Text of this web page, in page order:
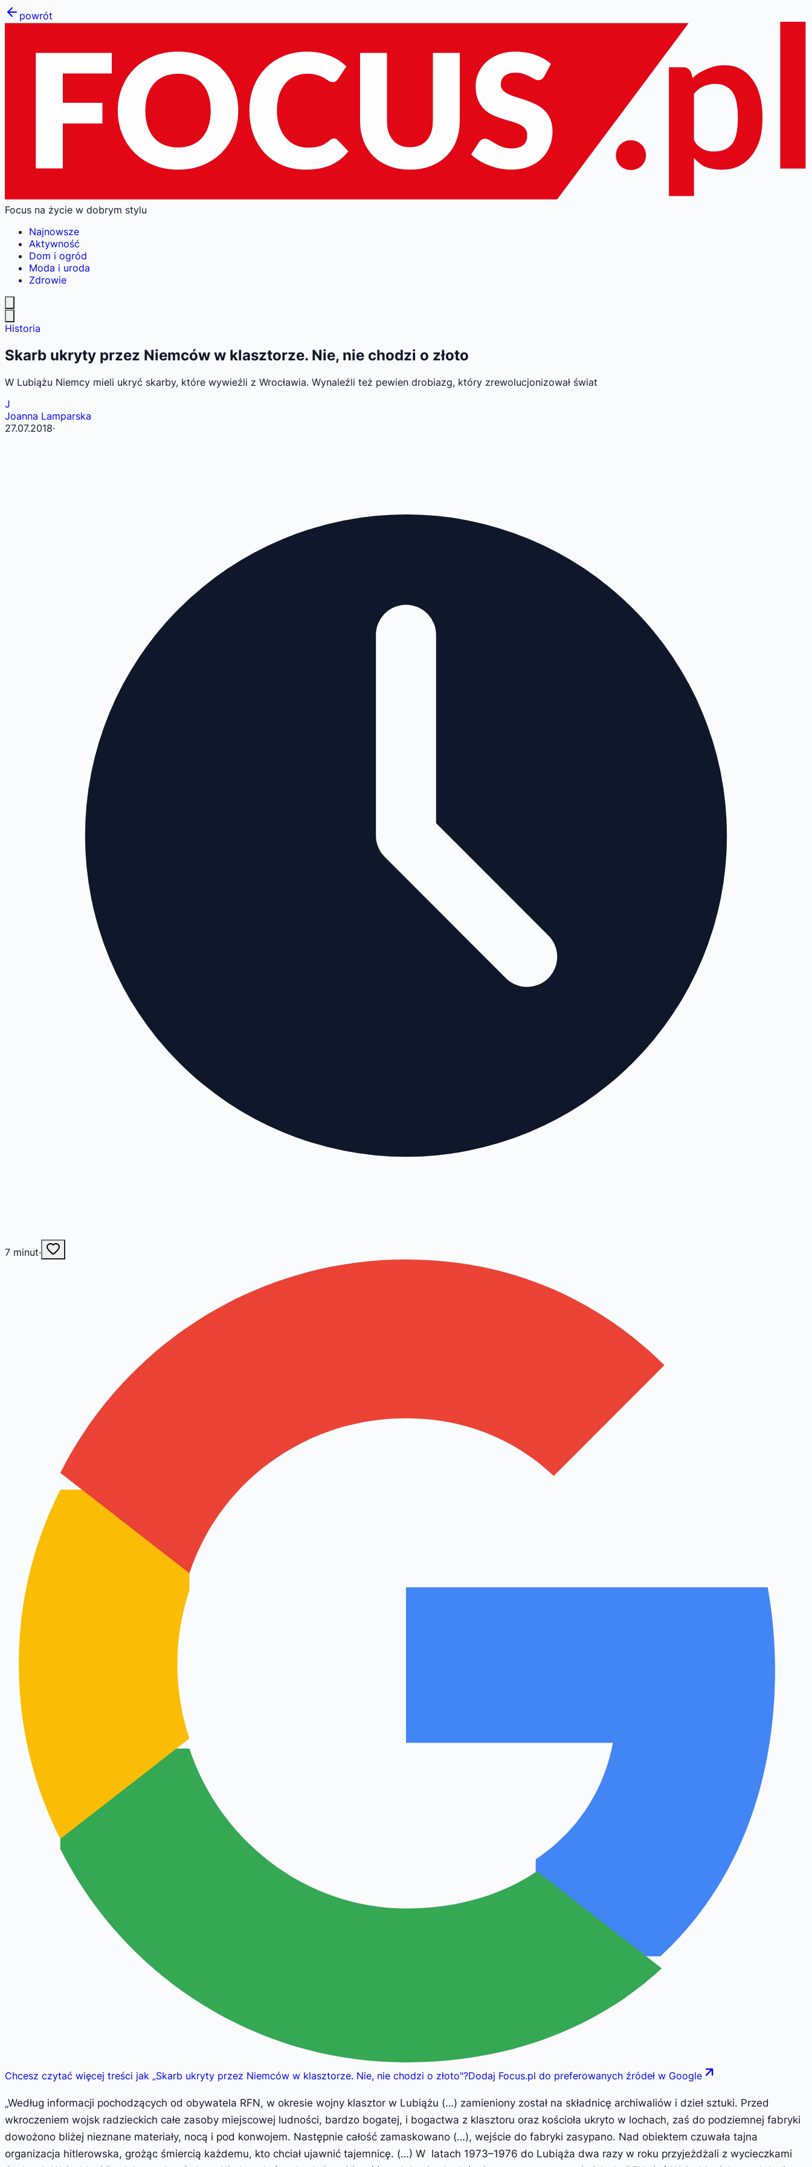
powrót
Focus na życie w dobrym stylu
Najnowsze
Aktywność
Dom i ogród
Moda i uroda
Zdrowie
Historia
Skarb ukryty przez Niemców w klasztorze. Nie, nie chodzi o złoto
W Lubiążu Niemcy mieli ukryć skarby, które wywieźli z Wrocławia. Wynaleźli też pewien drobiazg, który zrewolucjonizował świat
J
Joanna Lamparska
27.07.2018·
7 minut·
Chcesz czytać więcej treści jak „Skarb ukryty przez Niemców w klasztorze. Nie, nie chodzi o złoto"?Dodaj Focus.pl do preferowanych źródeł w Google
„Według informacji pochodzących od obywatela RFN, w okresie wojny klasztor w Lubiążu (…) zamieniony został na składnicę archiwaliów i dzieł sztuki. Przed
wkroczeniem wojsk radzieckich całe zasoby miejscowej ludności, bardzo bogatej, i bogactwa z klasztoru oraz kościoła ukryto w lochach, zaś do podziemnej fabryki
dowożono bliżej nieznane materiały, nocą i pod konwojem. Następnie całość zamaskowano (…), wejście do fabryki zasypano. Nad obiektem czuwała tajna
organizacja hitlerowska, grożąc śmiercią każdemu, kto chciał ujawnić tajemnicę. (…) W latach 1973–1976 do Lubiąża dwa razy w roku przyjeżdżali z wycieczkami